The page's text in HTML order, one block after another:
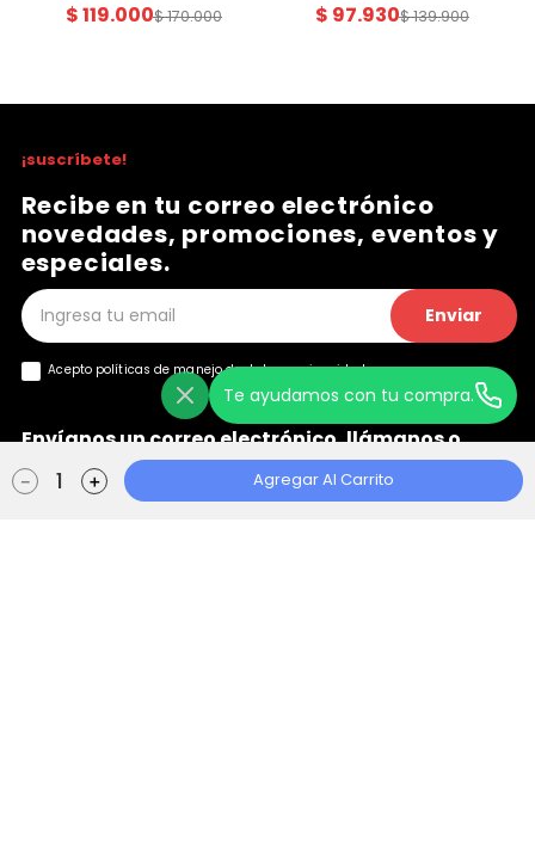
＋
－ Agregar Al Carrito
$119.000$170.000 $ 97.930$139.900
Te ayudamos con tu compra.
¡suscríbete!
Recibe en tu correo electrónico
novedades, promociones, eventos y
especiales.
Enviar
Acepto políticas de manejo dedatos y privacidad
Envíanos un correo electrónico, llámanos o
chatea con nosotros
+
Ayuda
+